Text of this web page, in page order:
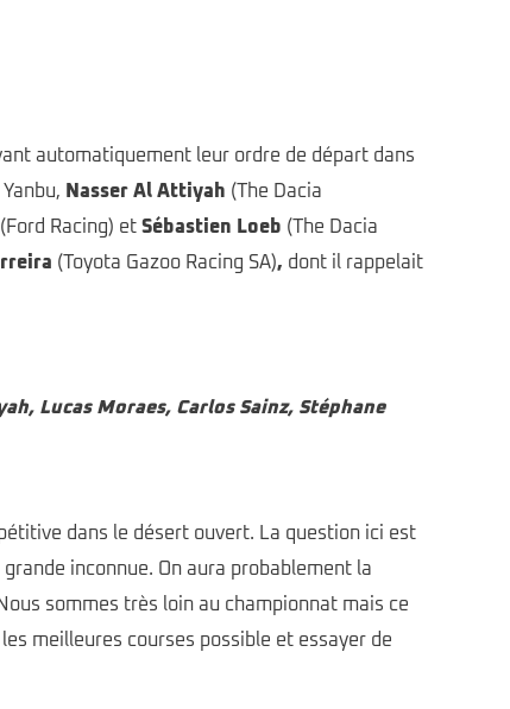
automatiquement leur ordre de départ dans
Nasser Al Attiyah (The Dacia
(Ford Racing) et Sébastien Loeb (The Dacia
(Toyota Gazoo Racing SA), dont il rappelait
Lucas Moraes, Carlos Sainz, Stéphane
dans le désert ouvert. La question ici est
inconnue. On aura probablement la
sommes très loin au championnat mais ce
meilleures courses possible et essayer de